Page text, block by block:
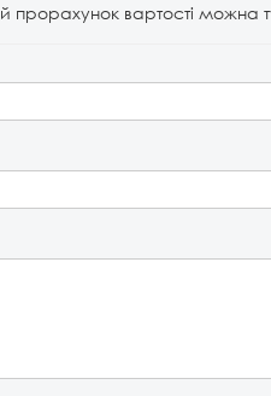
прорахунок вартості можна